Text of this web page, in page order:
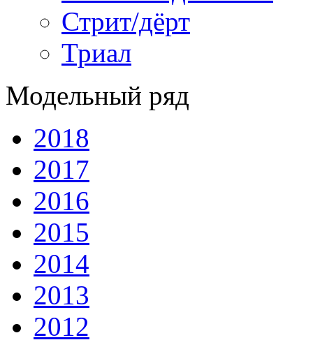
Стрит/дёрт
Триал
Модельный ряд
2018
2017
2016
2015
2014
2013
2012